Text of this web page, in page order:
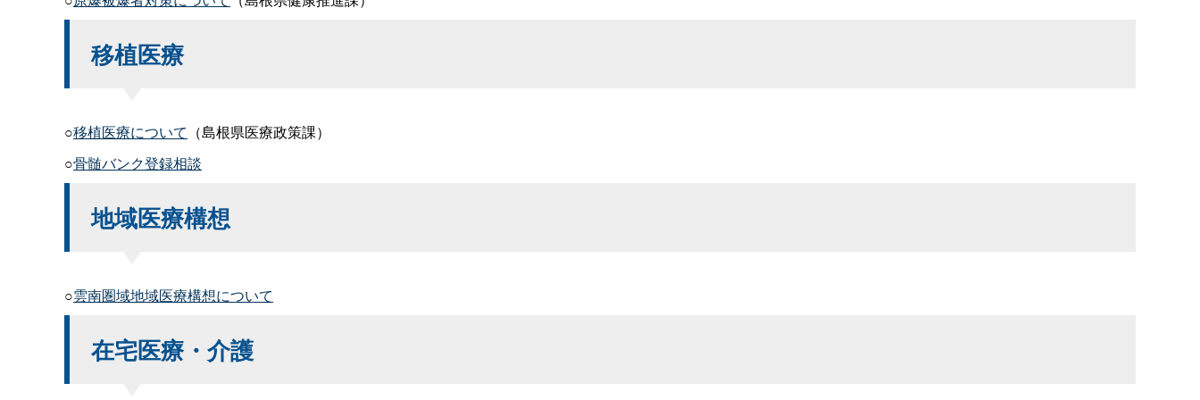
移植医療
○移植医療について （島根県医療政策課）
○骨髄バンク登録相談
地域医療構想
○雲南圏域地域医療構想について
在宅医療・介護